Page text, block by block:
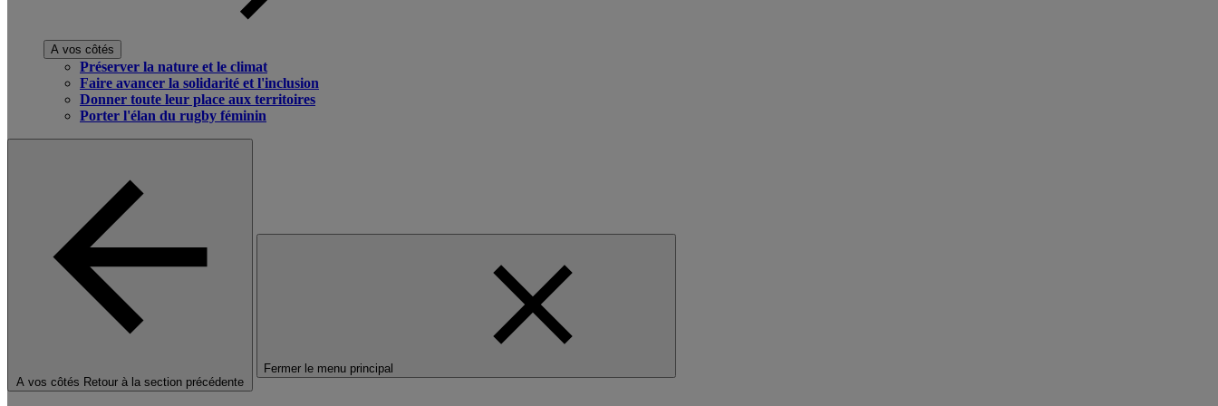
A vos côtés
Préserver la nature et le climat
Faire avancer la solidarité et l'inclusion
Donner toute leur place aux territoires
Porter l'élan du rugby féminin
A vos côtés Retour à la section précédente
Fermer le menu principal